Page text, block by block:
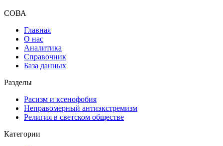
СОВА
Главная
О нас
Аналитика
Справочник
База данных
Разделы
Расизм и ксенофобия
Неправомерный антиэкстремизм
Религия в светском обществе
Категории